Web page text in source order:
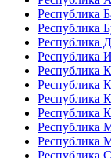
Республика
Республика
Республика
Республика
Республика
Республика
Республика
Республика
Республика
Республика
Республика